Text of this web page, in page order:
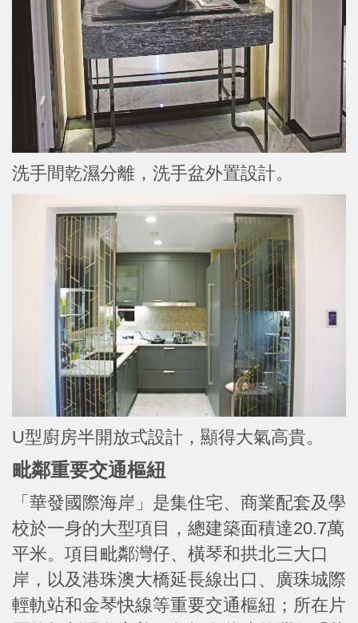
洗手間乾濕分離，洗手盆外置設計。
U型廚房半開放式設計，顯得大氣高貴。
毗鄰重要交通樞紐
「華發國際海岸」是集住宅、商業配套及學
校於一身的大型項目，總建築面積達20.7萬
平米。項目毗鄰灣仔、橫琴和拱北三大口
岸，以及港珠澳大橋延長線出口、廣珠城際
輕軌站和金琴快線等重要交通樞紐；所在片